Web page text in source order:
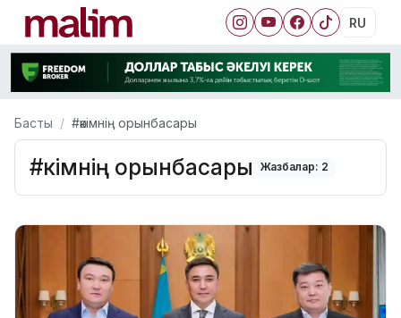
RU
Басты #әкімнің орынбасары
#әкімнің орынбасары Жазбалар: 2